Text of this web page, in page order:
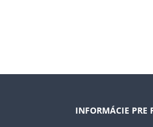
INFORMÁCIE PRE